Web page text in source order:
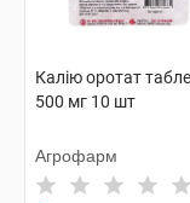
Калію оротат
500 мг 10 шт
Агрофарм